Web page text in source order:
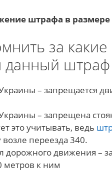
штрафа в размере
за
данный штраф
– запрещается
– запрещена
это учитывать, ведь
возле переезда 340.
дорожного движения –
метров к ним